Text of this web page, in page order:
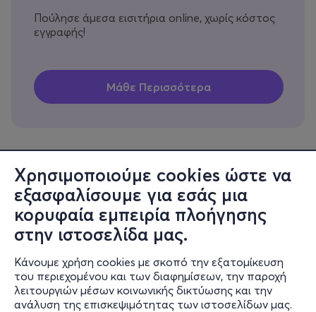
Χρησιμοποιούμε cookies ώστε να
εξασφαλίσουμε για εσάς μια
κορυφαία εμπειρία πλοήγησης
στην ιστοσελίδα μας.
Κάνουμε χρήση cookies με σκοπό την εξατομίκευση
του περιεχομένου και των διαφημίσεων, την παροχή
λειτουργιών μέσων κοινωνικής δικτύωσης και την
ανάλυση της επισκεψιμότητας των ιστοσελίδων μας.
Πούλησε άμεσα εισιτήρια online, χωρίς κόστος
εγγραφής!
Πληροφορίες
Υποστήριξη
Stay Connected